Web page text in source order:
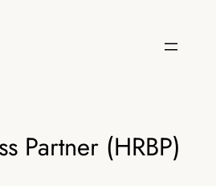
Partner (HRBP)